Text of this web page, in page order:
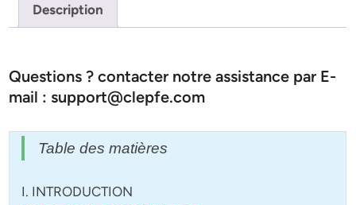
Description
Questions ? contacter notre assistance par E-
mail : support@clepfe.com
Table des matières
I. INTRODUCTION